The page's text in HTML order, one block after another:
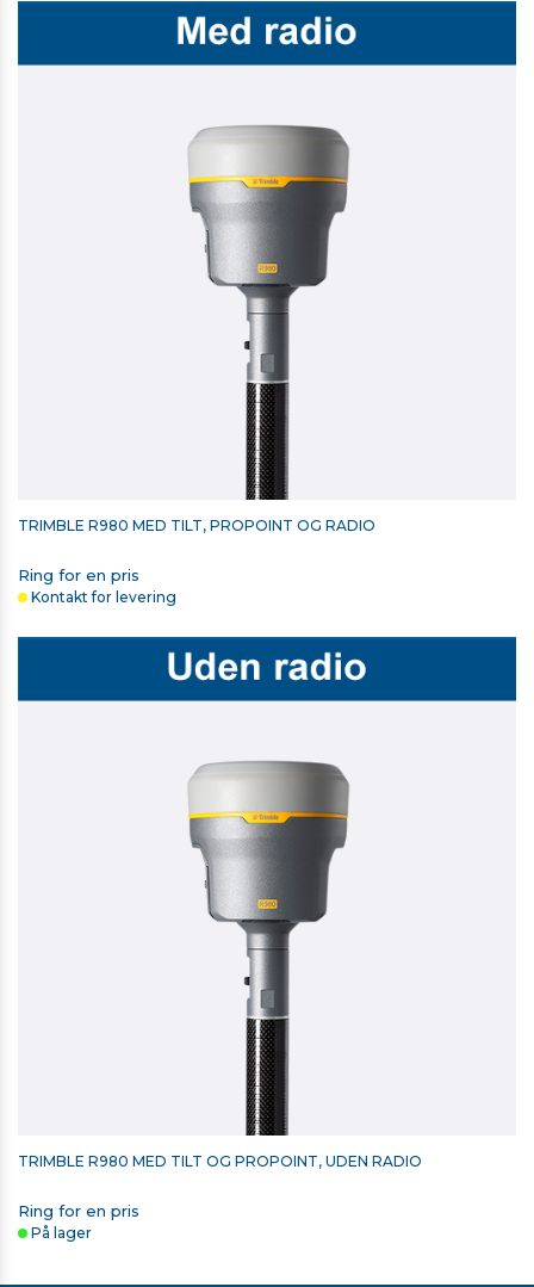
OPLADER OG SYNKRONISERINGSKABEL TIL
TSC510/T110/TSC710
128,00 kr. ekskl. moms
1.763,00 kr. ekskl. moms
TRIMBLE R980 MED TILT, PROPOINT OG RADIO
Ring for en pris
Kontakt for levering
TRIMBLE R980 MED TILT OG PROPOINT, UDEN RADIO
Ring for en pris
På lager